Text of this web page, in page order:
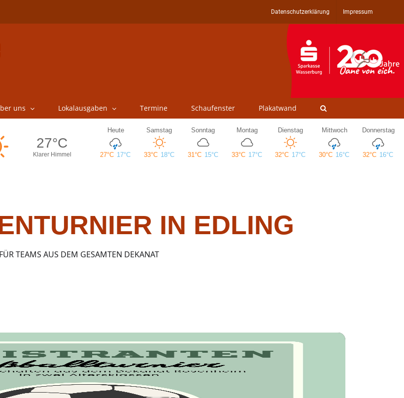
Datenschutzerklärung Impressum
uns Lokalausgaben Termine Schaufenster Plakatwand
IN EDLING
TEAMS AUS DEM GESAMTEN DEKANAT